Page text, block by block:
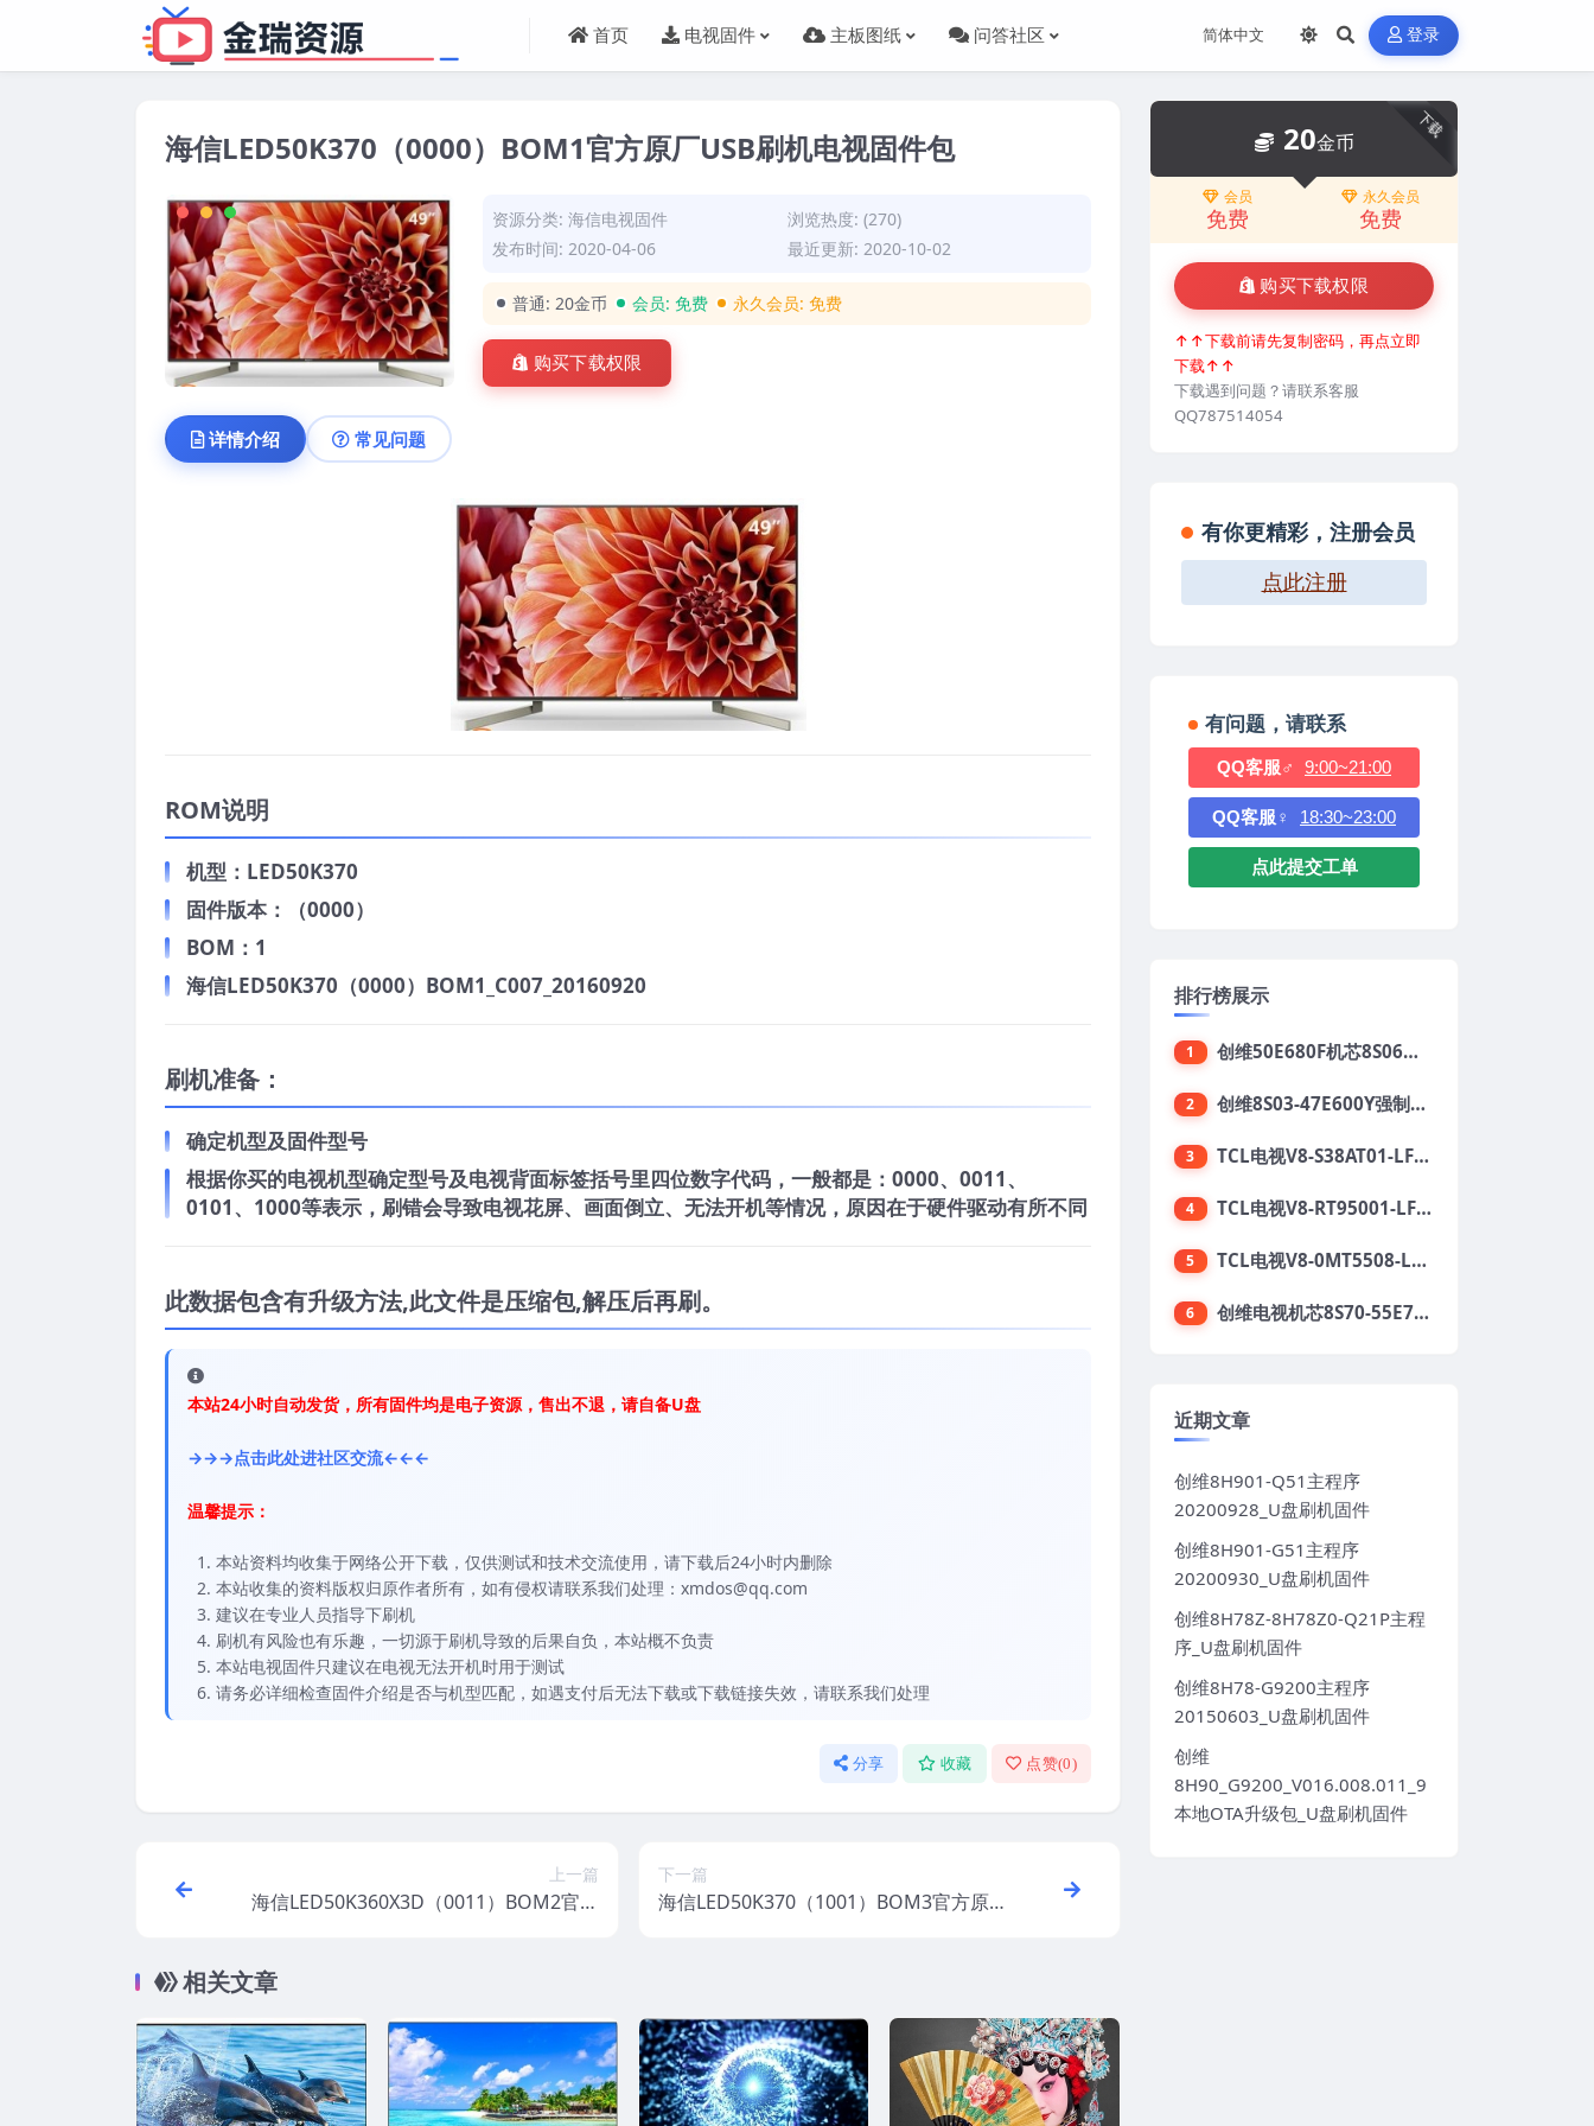
首页 电视固件 主板图纸 问答社区 登录
海信LED50K370（0000）BOM1官方原厂USB刷机电视固件包
资源分类:海信电视固件
浏览热度: (270)
发布时间: 2020-04-06
最近更新: 2020-10-02
普通:20金币 会员:免费 永久会员:免费
购买下载权限
详情介绍 常见问题
ROM说明
机型：LED50K370
固件版本：（0000）
BOM：1
海信LED50K370（0000）BOM1_C007_20160920
刷机准备：
确定机型及固件型号
根据你买的电视机型确定型号及电视背面标签括号里四位数字代码，一般都是：0000、0011、
0101、1000等表示，刷错会导致电视花屏、画面倒立、无法开机等情况，原因在于硬件驱动有所不同
此数据包含有升级方法,此文件是压缩包,解压后再刷。
本站24小时自动发货，所有固件均是电子资源，售出不退，请自备U盘
→→→点击此处进社区交流←←←
温馨提示：
本站资料均收集于网络公开下载，仅供测试和技术交流使用，请下载后24小时内删除
本站收集的资料版权归原作者所有，如有侵权请联系我们处理：xmdos@qq.com
建议在专业人员指导下刷机
刷机有风险也有乐趣，一切源于刷机导致的后果自负，本站概不负责
本站电视固件只建议在电视无法开机时用于测试
请务必详细检查固件介绍是否与机型匹配，如遇支付后无法下载或下载链接失效，请联系我们处理
分享 收藏 点赞(0)
上一篇
海信LED50K360X3D（0011）BOM2官方
下一篇
海信LED50K370（1001）BOM3官方原
相关文章
下载
20金币
会员
免费
永久会员
免费
购买下载权限
↑↑下载前请先复制密码，再点立即
下载↑↑
下载遇到问题？请联系客服
QQ787514054
有你更精彩，注册会员
点此注册
有问题，请联系
QQ客服♂ 9:00~21:00
QQ客服♀ 18:30~23:00
点此提交工单
排行榜展示
1 创维50E680F机芯8S06强制升级刷机包
2 创维8S03-47E600Y强制升级软件刷机电视固件包
3 TCL电视V8-S38AT01-LF1V123版本强刷电视固件包下载
4 TCL电视V8-RT95001-LF1V215版本强刷电视固件包下载
5 TCL电视V8-0MT5508-LF1V362版本强刷电视固件包下载
6 创维电视机芯8S70-55E710S系列酷开5.05刷机固件
近期文章
创维8H901-Q51主程序
20200928_U盘刷机固件
创维8H901-G51主程序
20200930_U盘刷机固件
创维8H78Z-8H78Z0-Q21P主程
序_U盘刷机固件
创维8H78-G9200主程序
20150603_U盘刷机固件
创维
8H90_G9200_V016.008.011_9
本地OTA升级包_U盘刷机固件